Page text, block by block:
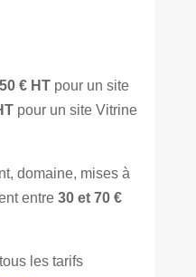
€ HTpour un site
pour un site Vitrine
domaine, mises à
entre 30 et 70 €
les tarifs